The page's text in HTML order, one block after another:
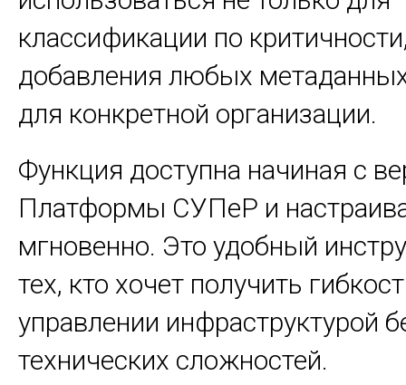
классификации по
добавления любых
для конкретной организации.
Функция доступна начиная с
Платформы СУПеР и
мгновенно. Это удобный
тех, кто хочет получить
управлении инфраструктурой
технических сложностей.